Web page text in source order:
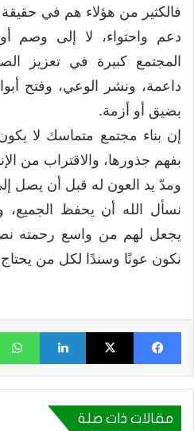
فالكثير من هؤلاء هم في
دعم واحتواء، لا إلى وصم
المجتمع كبيرة في تعزيز
داعمة، ونشر الوعي، وفتح
بضيق أو أزمة.
إن بناء مجتمع متماسك لا
بفهم جذورها، والاقتراب من
ومدّ يد العون له قبل أن يصل
نسأل الله أن يحفظ الجميع،
يجعل لهم من واسع رحمته
نكون عونًا وسندًا لكل من
فيسبوك X لينكدإن
مقالات ذات صلة